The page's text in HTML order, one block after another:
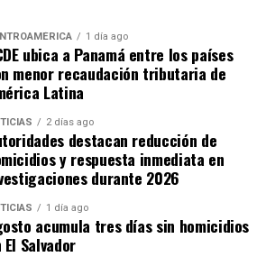
1 día ago
ubica a Panamá entre los países
menor recaudación tributaria de
Latina
2 días ago
destacan reducción de
y respuesta inmediata en
durante 2026
1 día ago
acumula tres días sin homicidios
El Salvador